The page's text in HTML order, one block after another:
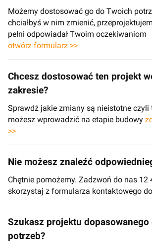
Możemy dostosować go do Twoich
chciałbyś w nim zmienić,
pełni odpowiadał Twoim oczekiwaniom
otwórz formularz >>
Chcesz dostosować ten projekt
zakresie?
Sprawdź jakie zmiany są nieistotne czyli
możesz wprowadzić na etapie budowy
>>
Nie możesz znaleźć
Chętnie pomożemy. Zadzwoń do nas 12
skorzystaj z formularza kontaktowego
Szukasz projektu dopasowanego
potrzeb?